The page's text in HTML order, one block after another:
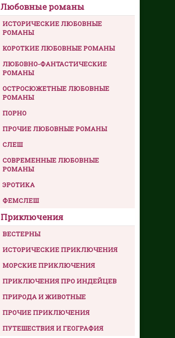
Любовные романы
ИСТОРИЧЕСКИЕ ЛЮБОВНЫЕ
РОМАНЫ
КОРОТКИЕ ЛЮБОВНЫЕ РОМАНЫ
ЛЮБОВНО-ФАНТАСТИЧЕСКИЕ
РОМАНЫ
ОСТРОСЮЖЕТНЫЕ ЛЮБОВНЫЕ
РОМАНЫ
ПОРНО
ПРОЧИЕ ЛЮБОВНЫЕ РОМАНЫ
СЛЕШ
СОВРЕМЕННЫЕ ЛЮБОВНЫЕ
РОМАНЫ
ЭРОТИКА
ФЕМСЛЕШ
Приключения
ВЕСТЕРНЫ
ИСТОРИЧЕСКИЕ ПРИКЛЮЧЕНИЯ
МОРСКИЕ ПРИКЛЮЧЕНИЯ
ПРИКЛЮЧЕНИЯ ПРО ИНДЕЙЦЕВ
ПРИРОДА И ЖИВОТНЫЕ
ПРОЧИЕ ПРИКЛЮЧЕНИЯ
ПУТЕШЕСТВИЯ И ГЕОГРАФИЯ